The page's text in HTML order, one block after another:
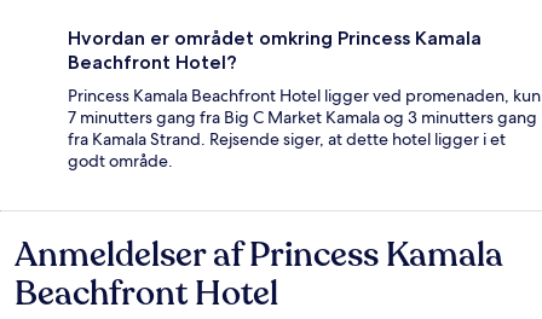
Hvordan er området omkring Princess Kamala
Beachfront Hotel?
Princess Kamala Beachfront Hotel ligger ved promenaden, kun
7 minutters gang fra Big C Market Kamala og 3 minutters gang
fra Kamala Strand. Rejsende siger, at dette hotel ligger i et
godt område.
Anmeldelser
Anmeldelser af Princess Kamala
Beachfront Hotel